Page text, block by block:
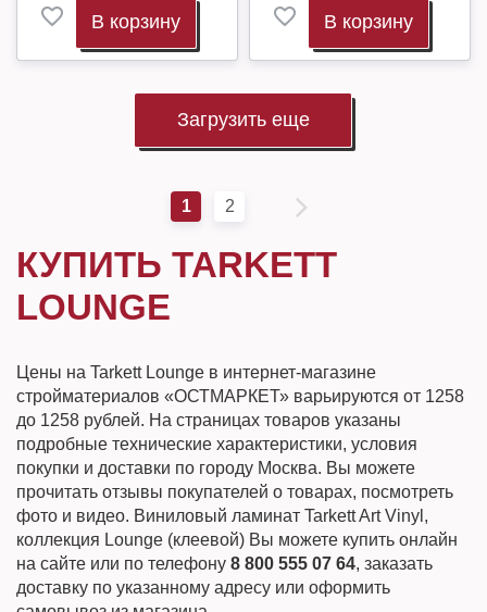
В корзину В корзину
Загрузить еще
1 2
КУПИТЬ TARKETT
LOUNGE
Цены на Tarkett Lounge в интернет-магазине
стройматериалов «ОСТМАРКЕТ» варьируются от 1258
до 1258 рублей. На страницах товаров указаны
подробные технические характеристики, условия
покупки и доставки по городу Москва. Вы можете
прочитать отзывы покупателей о товарах, посмотреть
фото и видео. Виниловый ламинат Tarkett Art Vinyl,
коллекция Lounge (клеевой) Вы можете купить онлайн
на сайте или по телефону 8 800 555 07 64, заказать
доставку по указанному адресу или оформить